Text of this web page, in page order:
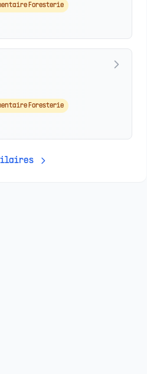
Foresterie
Foresterie